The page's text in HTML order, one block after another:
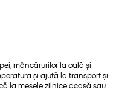
mâncărurilor la oală și
și ajută la transport și
la mesele zilnice acasă sau